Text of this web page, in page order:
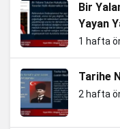
Bir
Yayan
1 hafta
Tarihe
2 hafta